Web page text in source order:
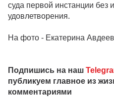
суда первой инстанции без
удовлетворения.
На фото - Екатерина
Подпишись на наш
публикуем главное из
комментариями